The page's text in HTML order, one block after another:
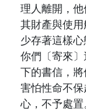
理人離開，
其財產與使
少存著這樣
你們〔寄來
下的書信，
害怕性命不
心，不予處